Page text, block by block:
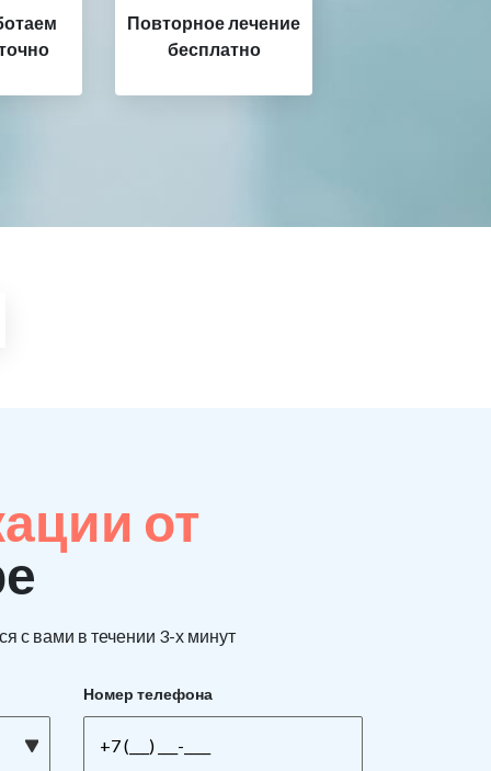
Повторное лечение
бесплатно
от
с вами в течении 3-х минут
Номер телефона